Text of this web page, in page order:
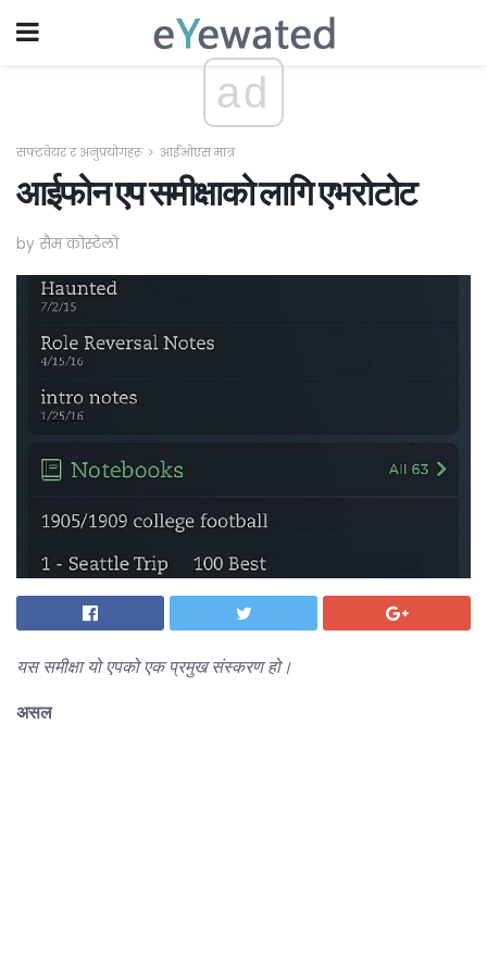
ad
सफ्टवेयर र अनुप्रयोगहरू आईओएस मात्र
आईफोन एप समीक्षाको लागि एभरोटोट
by सैम कोस्टेलो
यस समीक्षा यो एपको एक प्रमुख संस्करण हो।
असल